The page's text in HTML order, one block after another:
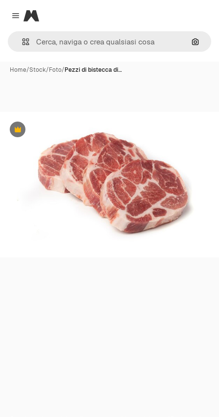
Close menu
Magnific
Cerca
Home/Stock/Foto/Pezzi di bistecca di…
Premium